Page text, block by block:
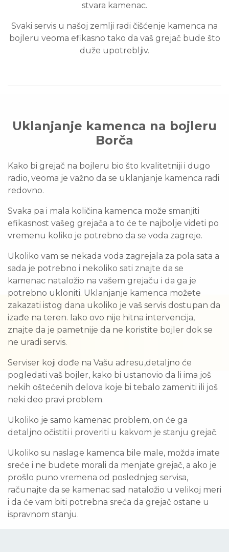
stvara kamenac.
Svaki servis u našoj zemlji radi čišćenje kamenca na
bojleru veoma efikasno tako da vaš grejač bude što
duže upotrebljiv.
Uklanjanje kamenca na bojleru
Borča
Kako bi grejač na bojleru bio što kvalitetniji i dugo
radio, veoma je važno da se uklanjanje kamenca radi
redovno.
Svaka pa i mala količina kamenca može smanjiti
efikasnost vašeg grejača a to će te najbolje videti po
vremenu koliko je potrebno da se voda zagreje.
Ukoliko vam se nekada voda zagrejala za pola sata a
sada je potrebno i nekoliko sati znajte da se
kamenac nataložio na vašem grejaču i da ga je
potrebno ukloniti. Uklanjanje kamenca možete
zakazati istog dana ukoliko je vaš servis dostupan da
izađe na teren. Iako ovo nije hitna intervencija,
znajte da je pametnije da ne koristite bojler dok se
ne uradi servis.
Serviser koji dođe na Vašu adresu,detaljno će
pogledati vaš bojler, kako bi ustanovio da li ima još
nekih oštećenih delova koje bi tebalo zameniti ili još
neki deo pravi problem.
Ukoliko je samo kamenac problem, on će ga
detaljno očistiti i proveriti u kakvom je stanju grejač.
Ukoliko su naslage kamenca bile male, možda imate
sreće i ne budete morali da menjate grejač, a ako je
prošlo puno vremena od poslednjeg servisa,
računajte da se kamenac sad nataložio u velikoj meri
i da će vam biti potrebna sreća da grejač ostane u
ispravnom stanju.